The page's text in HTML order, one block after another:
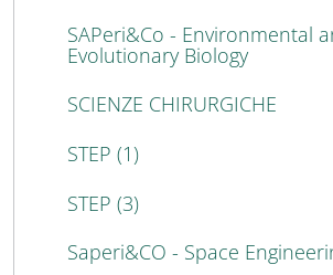
SAPeri&Co - Environmental
Evolutionary Biology
SCIENZE CHIRURGICHE
STEP (1)
STEP (3)
Saperi&CO - Space